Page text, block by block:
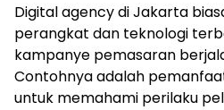
Digital agency di Jakarta
perangkat dan teknologi
kampanye pemasaran
Contohnya adalah
untuk memahami perilaku